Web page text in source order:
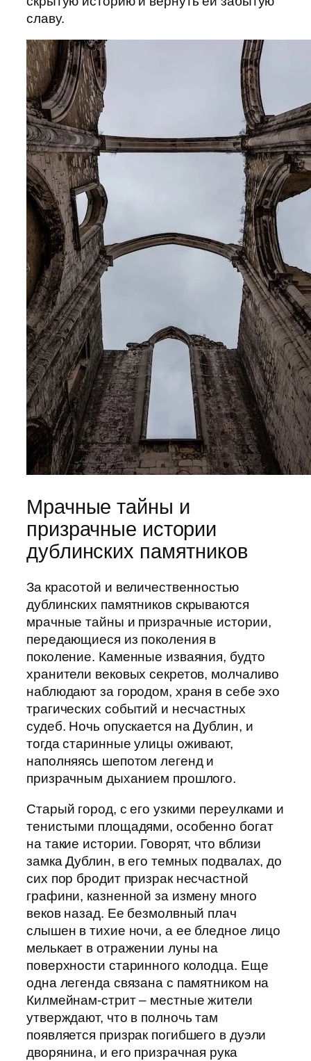
славу.
Мрачные тайны и
призрачные истории
дублинских памятников
За красотой и величественностью
дублинских памятников скрываются
мрачные тайны и призрачные истории,
передающиеся из поколения в
поколение. Каменные изваяния, будто
хранители вековых секретов, молчаливо
наблюдают за городом, храня в себе эхо
трагических событий и несчастных
судеб. Ночь опускается на Дублин, и
тогда старинные улицы оживают,
наполняясь шепотом легенд и
призрачным дыханием прошлого.
Старый город, с его узкими переулками и
тенистыми площадями, особенно богат
на такие истории. Говорят, что вблизи
замка Дублин, в его темных подвалах, до
сих пор бродит призрак несчастной
графини, казненной за измену много
веков назад. Ее безмолвный плач
слышен в тихие ночи, а ее бледное лицо
мелькает в отражении луны на
поверхности старинного колодца. Еще
одна легенда связана с памятником на
Килмейнам-стрит – местные жители
утверждают, что в полночь там
появляется призрак погибшего в дуэли
дворянина, и его призрачная рука